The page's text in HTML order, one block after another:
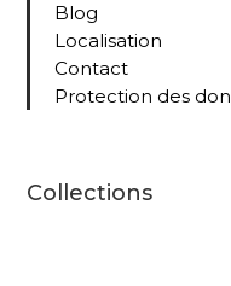
Blog
Localisation
Contact
Protection des
Collections